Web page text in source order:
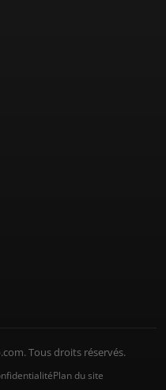
Tous droits réservés.
Plan du site